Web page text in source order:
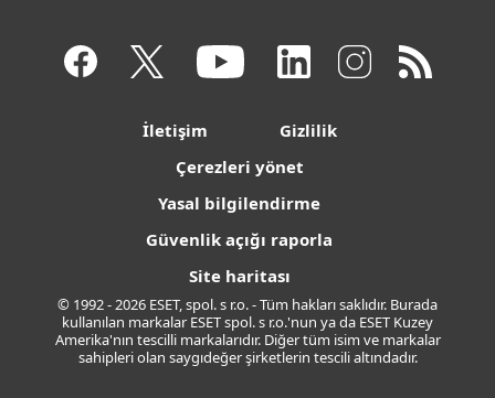
İletişim
Gizlilik
Çerezleri yönet
Yasal bilgilendirme
Güvenlik açığı raporla
Site haritası
© 1992 - 2026 ESET, spol. s r.o. - Tüm hakları saklıdır. Burada
kullanılan markalar ESET spol. s r.o.'nun ya da ESET Kuzey
Amerika'nın tescilli markalarıdır. Diğer tüm isim ve markalar
sahipleri olan saygıdeğer şirketlerin tescili altındadır.